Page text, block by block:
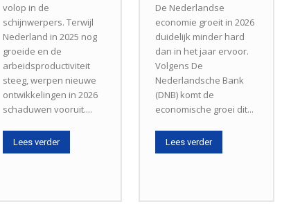
volop in de
schijnwerpers. Terwijl
Nederland in 2025 nog
groeide en de
arbeidsproductiviteit
steeg, werpen nieuwe
ontwikkelingen in 2026
schaduwen vooruit....
Lees verder
De Nederlandse
economie groeit in 2026
duidelijk minder hard
dan in het jaar ervoor.
Volgens De
Nederlandsche Bank
(DNB) komt de
economische groei dit...
Lees verder